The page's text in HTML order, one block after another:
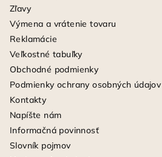
Zľavy
Výmena a vrátenie tovaru
Reklamácie
Veľkostné tabuľky
Obchodné podmienky
Podmienky ochrany osobných údajov
Kontakty
Napíšte nám
Informačná povinnosť
Slovník pojmov